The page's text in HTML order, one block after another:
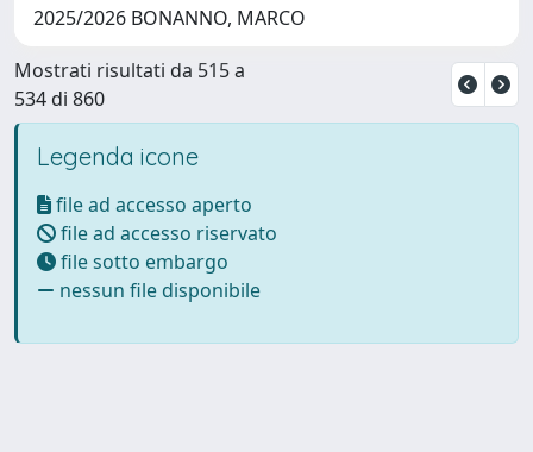
2025/2026 BONANNO, MARCO
Mostrati risultati da 515 a
534 di 860
Legenda icone
file ad accesso aperto
file ad accesso riservato
file sotto embargo
nessun file disponibile